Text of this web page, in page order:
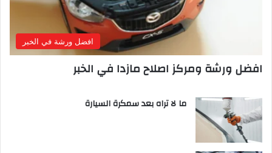
افضل ورشة في الخبر
افضل ورشة ومركز اصلاح مازدا في الخبر
ما لا تراه بعد سمكرة السيارة